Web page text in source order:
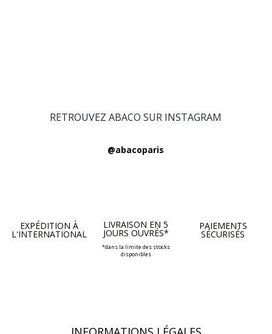
RETROUVEZ ABACO SUR INSTAGRAM
@abacoparis
EXPÉDITION À
L'INTERNATIONAL
LIVRAISON EN 5
JOURS OUVRÉS*
*dans la limite des stocks
disponibles
PAIEMENTS
SÉCURISÉS